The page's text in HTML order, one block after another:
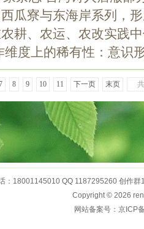
瓜寮与东海岸系列，
耕、农运、农改实践
维度上的稀有性：意识
8 9 10 11 下一页 末页
：18001145010 QQ 1187295260 创作
Copyright © 2026
网站备案号：京ICP